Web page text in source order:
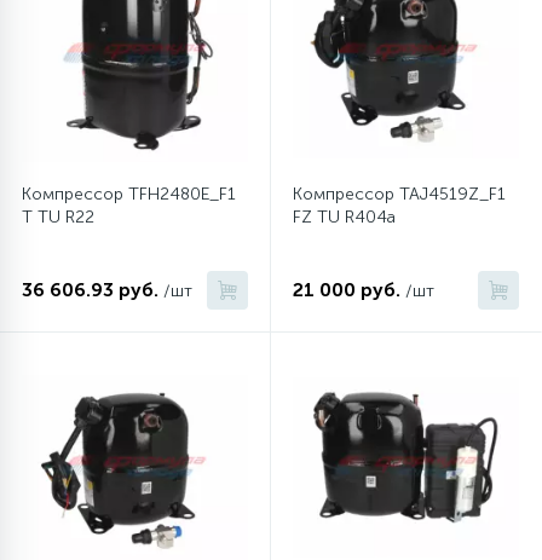
Шкивы барабана
Шланги залива
Щетки двигателя
20
Электронные модули
Компрессор TFH2480E_F1
T TU R22
36 606.93 руб. /шт
Компрессор TAJ4519Z_F1
FZ TU R404a
21 000 руб. /шт